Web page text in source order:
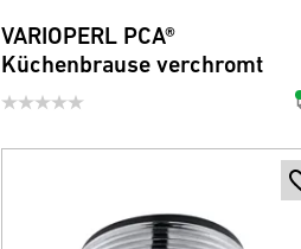
VARIOPERL PCA®
Küchenbrause verchromt